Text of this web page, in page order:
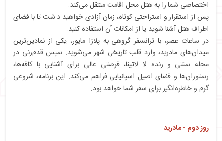
اختصاصی شما را به هتل محل اقامت منتقل می‌کند.
پس از استقرار و استراحتی کوتاه، زمان آزادی خواهید داشت تا با فضای
اطراف هتل آشنا شوید یا از امکانات آن استفاده کنید.
در ساعات عصر، با ترانسفر گروهی به پلازا مایور، یکی از نمادین‌ترین
میدان‌های مادرید، وارد قلب تاریخی شهر می‌شوید. سپس قدم‌زنی در
محله سنتی و زنده لا لاتینا، فرصتی عالی برای آشنایی با کافه‌ها،
رستوران‌ها و فضای اصیل اسپانیایی فراهم می‌کند. این برنامه، شروعی
گرم و خاطره‌انگیز برای سفر شما خواهد بود.
روز دوم - مادرید